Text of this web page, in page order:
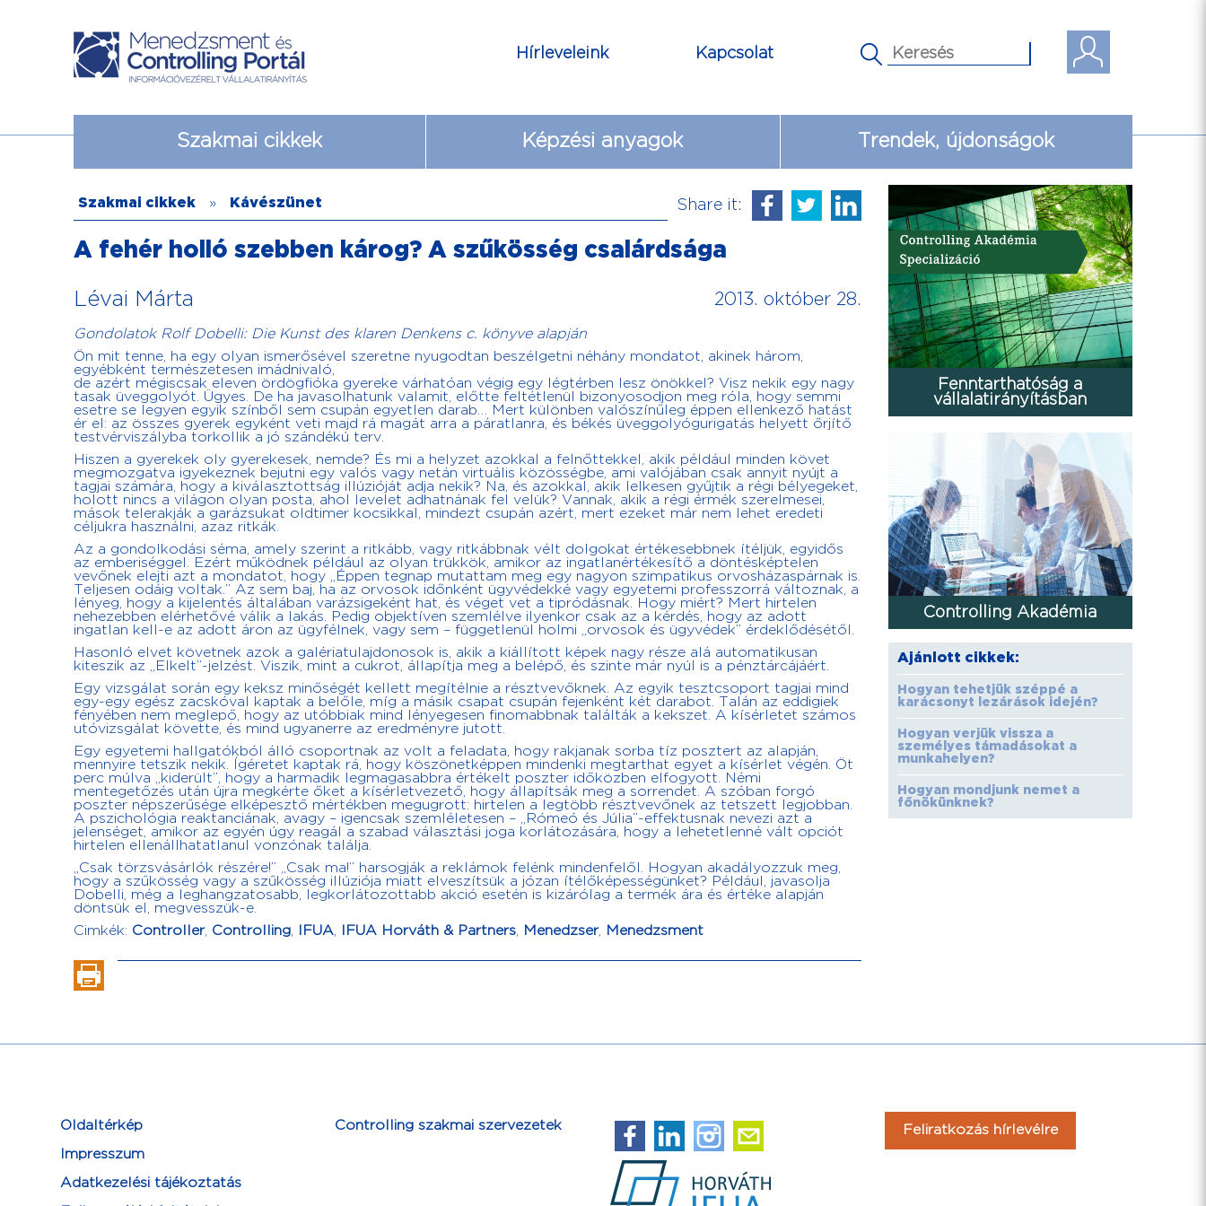
Kapcsolat
Hírleveleink
Szakmai cikkek Képzési anyagok Trendek, újdonságok
Szakmai cikkek » Kávészünet Share it:
A fehér holló szebben károg? A szűkösség csalárdsága
Lévai Márta 2013. október 28.
Gondolatok Rolf Dobelli: Die Kunst des klaren Denkens c. könyve alapján
Ön mit tenne, ha egy olyan ismerősével szeretne nyugodtan beszélgetni néhány mondatot, akinek három,
egyébként természetesen imádnivaló,
de azért mégiscsak eleven ördögfióka gyereke várhatóan végig egy légtérben lesz önökkel? Visz nekik egy nagy
tasak üveggolyót. Ügyes. De ha javasolhatunk valamit, előtte feltétlenül bizonyosodjon meg róla, hogy semmi
esetre se legyen egyik színből sem csupán egyetlen darab… Mert különben valószínűleg éppen ellenkező hatást
ér el: az összes gyerek egyként veti majd rá magát arra a páratlanra, és békés üveggolyógurigatás helyett őrjítő
testvérviszályba torkollik a jó szándékú terv.
Hiszen a gyerekek oly gyerekesek, nemde? És mi a helyzet azokkal a felnőttekkel, akik például minden követ
megmozgatva igyekeznek bejutni egy valós vagy netán virtuális közösségbe, ami valójában csak annyit nyújt a
tagjai számára, hogy a kiválasztottság illúzióját adja nekik? Na, és azokkal, akik lelkesen gyűjtik a régi bélyegeket,
holott nincs a világon olyan posta, ahol levelet adhatnának fel velük? Vannak, akik a régi érmék szerelmesei,
mások telerakják a garázsukat oldtimer kocsikkal, mindezt csupán azért, mert ezeket már nem lehet eredeti
céljukra használni, azaz ritkák.
Az a gondolkodási séma, amely szerint a ritkább, vagy ritkábbnak vélt dolgokat értékesebbnek ítéljük, egyidős
az emberiséggel. Ezért működnek például az olyan trükkök, amikor az ingatlanértékesítő a döntésképtelen
vevőnek elejti azt a mondatot, hogy „Éppen tegnap mutattam meg egy nagyon szimpatikus orvosházaspárnak is.
Teljesen odáig voltak.” Az sem baj, ha az orvosok időnként ügyvédekké vagy egyetemi professzorrá változnak, a
lényeg, hogy a kijelentés általában varázsigeként hat, és véget vet a tipródásnak. Hogy miért? Mert hirtelen
nehezebben elérhetővé válik a lakás. Pedig objektíven szemlélve ilyenkor csak az a kérdés, hogy az adott
ingatlan kell-e az adott áron az ügyfélnek, vagy sem – függetlenül holmi „orvosok és ügyvédek” érdeklődésétől.
Hasonló elvet követnek azok a galériatulajdonosok is, akik a kiállított képek nagy része alá automatikusan
kiteszik az „Elkelt”-jelzést. Viszik, mint a cukrot, állapítja meg a belépő, és szinte már nyúl is a pénztárcájáért.
Egy vizsgálat során egy keksz minőségét kellett megítélnie a résztvevőknek. Az egyik tesztcsoport tagjai mind
egy-egy egész zacskóval kaptak a belőle, míg a másik csapat csupán fejenként két darabot. Talán az eddigiek
fényében nem meglepő, hogy az utóbbiak mind lényegesen finomabbnak találták a kekszet. A kísérletet számos
utóvizsgálat követte, és mind ugyanerre az eredményre jutott.
Egy egyetemi hallgatókból álló csoportnak az volt a feladata, hogy rakjanak sorba tíz posztert az alapján,
mennyire tetszik nekik. Ígéretet kaptak rá, hogy köszönetképpen mindenki megtarthat egyet a kísérlet végén. Öt
perc múlva „kiderült”, hogy a harmadik legmagasabbra értékelt poszter időközben elfogyott. Némi
mentegetőzés után újra megkérte őket a kísérletvezető, hogy állapítsák meg a sorrendet. A szóban forgó
poszter népszerűsége elképesztő mértékben megugrott: hirtelen a legtöbb résztvevőnek az tetszett legjobban.
A pszichológia reaktanciának, avagy – igencsak szemléletesen – „Rómeó és Júlia”-effektusnak nevezi azt a
jelenséget, amikor az egyén úgy reagál a szabad választási joga korlátozására, hogy a lehetetlenné vált opciót
hirtelen ellenállhatatlanul vonzónak találja.
„Csak törzsvásárlók részére!” „Csak ma!” harsogják a reklámok felénk mindenfelől. Hogyan akadályozzuk meg,
hogy a szűkösség vagy a szűkösség illúziója miatt elveszítsük a józan ítélőképességünket? Például, javasolja
Dobelli, még a leghangzatosabb, legkorlátozottabb akció esetén is kizárólag a termék ára és értéke alapján
döntsük el, megvesszük-e.
Cimkék: Controller, Controlling, IFUA, IFUA Horváth & Partners, Menedzser, Menedzsment
Fenntarthatóság a
vállalatirányításban
Controlling Akadémia
Ajánlott cikkek:
Hogyan tehetjük széppé a
karácsonyt lezárások idején?
Hogyan verjük vissza a
személyes támadásokat a
munkahelyen?
Hogyan mondjunk nemet a
főnökünknek?
Oldaltérkép
Impresszum
Adatkezelési tájékoztatás
Controlling szakmai szervezetek Feliratkozás hírlevélre